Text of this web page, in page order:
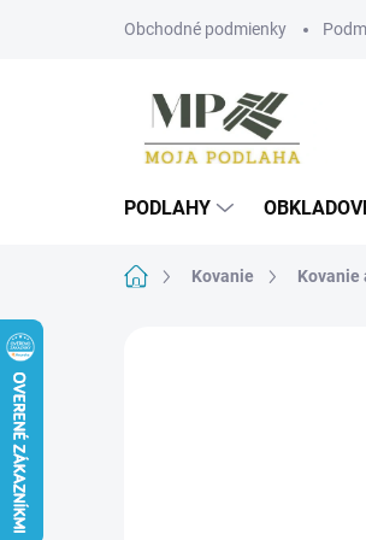
Obchodné podmienky
PODLAHY
DomovKovanie Kovanie